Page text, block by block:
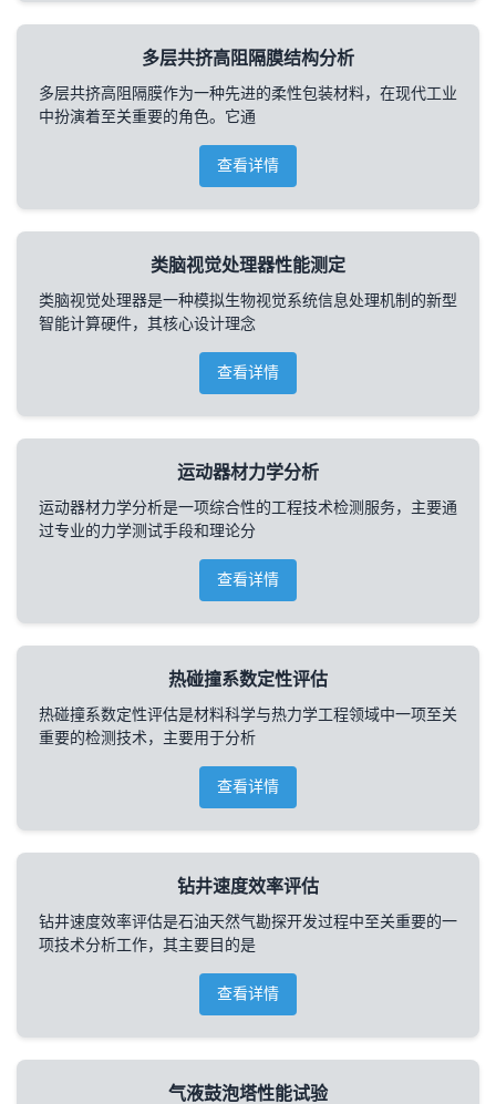
多层共挤高阻隔膜结构分析
多层共挤高阻隔膜作为一种先进的柔性包装材料，在现代工业
中扮演着至关重要的角色。它通
查看详情
类脑视觉处理器性能测定
类脑视觉处理器是一种模拟生物视觉系统信息处理机制的新型
智能计算硬件，其核心设计理念
查看详情
运动器材力学分析
运动器材力学分析是一项综合性的工程技术检测服务，主要通
过专业的力学测试手段和理论分
查看详情
热碰撞系数定性评估
热碰撞系数定性评估是材料科学与热力学工程领域中一项至关
重要的检测技术，主要用于分析
查看详情
钻井速度效率评估
钻井速度效率评估是石油天然气勘探开发过程中至关重要的一
项技术分析工作，其主要目的是
查看详情
气液鼓泡塔性能试验